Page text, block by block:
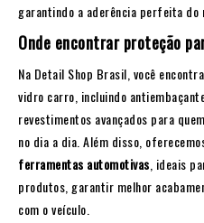
garantindo a aderência perfeita
Onde encontrar proteção
Na Detail Shop Brasil, você
vidro carro, incluindo
revestimentos avançados para
no dia a dia. Além disso,
ferramentas automotivas, ideais
produtos, garantir melhor
com o veículo.